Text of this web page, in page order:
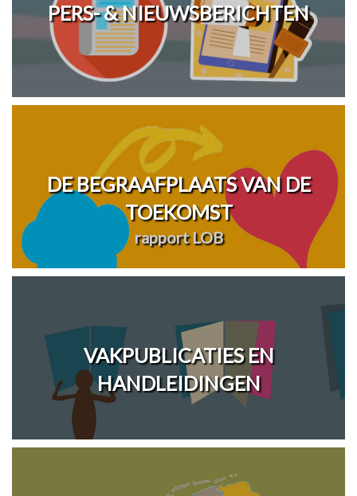
PERS- & NIEUWSBERICHTEN
DE BEGRAAFPLAATS VAN DE
TOEKOMST
rapport LOB
VAKPUBLICATIES EN
HANDLEIDINGEN